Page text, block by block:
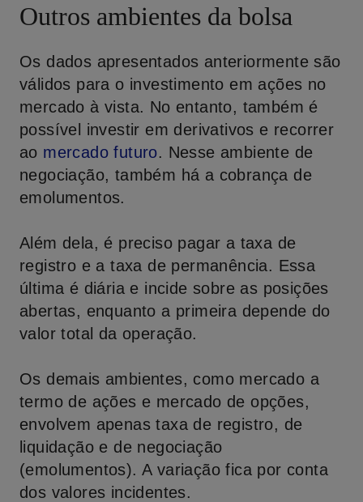
Outros ambientes da bolsa
Os dados apresentados anteriormente são
válidos para o investimento em ações no
mercado à vista. No entanto, também é
possível investir em derivativos e recorrer
ao mercado futuro. Nesse ambiente de
negociação, também há a cobrança de
emolumentos.
Além dela, é preciso pagar a taxa de
registro e a taxa de permanência. Essa
última é diária e incide sobre as posições
abertas, enquanto a primeira depende do
valor total da operação.
Os demais ambientes, como mercado a
termo de ações e mercado de opções,
envolvem apenas taxa de registro, de
liquidação e de negociação
(emolumentos). A variação fica por conta
dos valores incidentes.